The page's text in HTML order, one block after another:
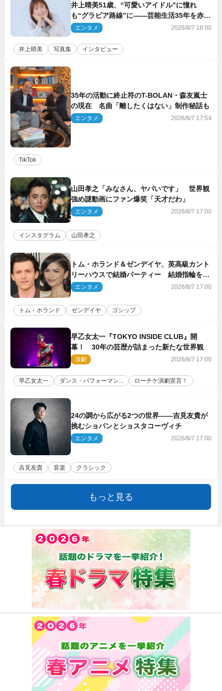
井上晴美51歳、“可愛いアイドル”に憧れ
も“グラビア路線”に――芸能生活35年を赤
裸々に語る 27年ぶりに写真集発売
エンタメ 2026/8/7 18:00
井上晴美 写真集 インタビュー
35年の活動に終止符のT-BOLAN・森友嵐士
の現在 名曲「離したくはない」制作秘話も
エンタメ 2026/8/7 17:54
TikTok
山田孝之「みなさん、ヤバいです」 世界観
強め謎動画にファン爆笑「天才だわ」
エンタメ 2026/8/7 17:00
インスタグラム 山田孝之
トム・ホランド＆ゼンデイヤ、英高級カント
リーハウスで結婚パーティー 結婚指輪を身
に着けたトムも初キャッチ
エンタメ 2026/8/7 17:00
トム・ホランド ゼンデイヤ ゴシップ
早乙女太一『TOKYO INSIDE CLUB』開
幕！ 30年の芸歴が詰まった新たな世界観
演劇 2026/8/7 17:00
早乙女太一 ダンス・パフォーマン... ローチケ演劇宣言！
24の調から広がる2つの世界――吉見友貴が
挑むショパンとショスタコーヴィチ
エンタメ 2026/8/7 17:00
吉見友貴 音楽 クラシック
もっと見る